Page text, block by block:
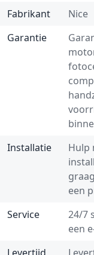
Fabrikant
Nice
Garantie
Installatie
Hulp
een
Service
24/7
een